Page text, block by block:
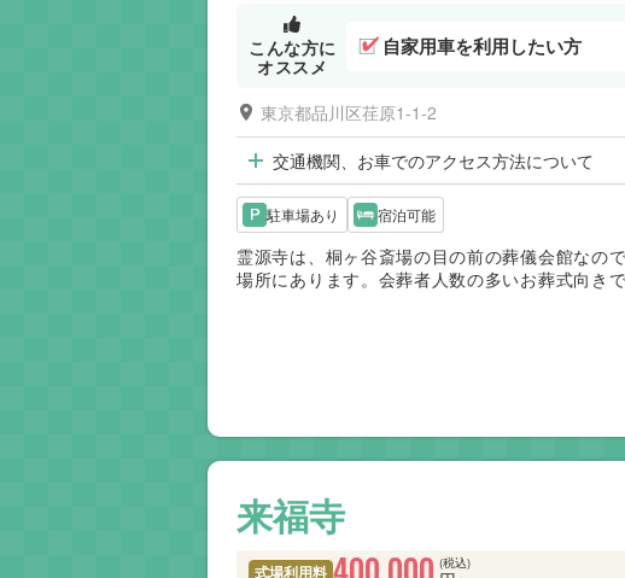
こんな方に
オススメ
自家用車を利用したい方
東京都品川区荏原1-1-2
交通機関、お車でのアクセス方法について
駐車場あり 宿泊可能
霊源寺は、桐ヶ谷斎場の目の前の葬儀会館なの
場所にあります。会葬者人数の多いお葬式向きで
来福寺
式場利用料 (税込)